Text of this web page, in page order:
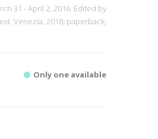
31 - April 2, 2016. Edited by
Venezia, 2018; paperback,
Only one available